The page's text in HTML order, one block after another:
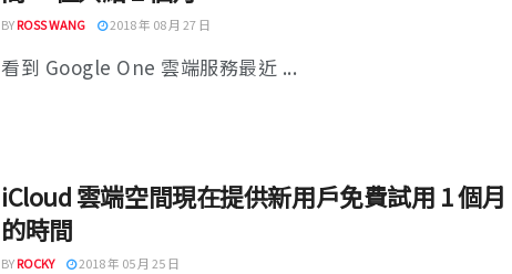
BYROSS WANG 2018 年 08 月 27 日
看到 Google One 雲端服務最近 ...
iCloud 雲端空間現在提供新用戶免費試用 1 個月
的時間
BYROCKY 2018 年 05 月 25 日